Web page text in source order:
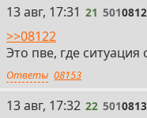
21
13 авг, 17:31 21 501
>>08122
Это пве, где
Ответы 08153
22
13 авг, 17:32 22 501